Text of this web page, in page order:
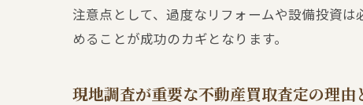
注意点として、過度なリフォームや設備投資
めることが成功のカギとなります。
現地調査が重要な不動産買取査定の理由